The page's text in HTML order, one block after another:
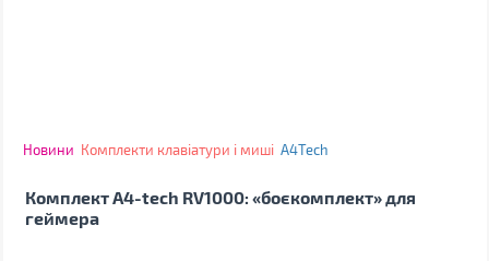
Новини Комплекти клавіатури і миші A4Tech
Комплект A4-tech RV1000: «боєкомплект» для
геймера